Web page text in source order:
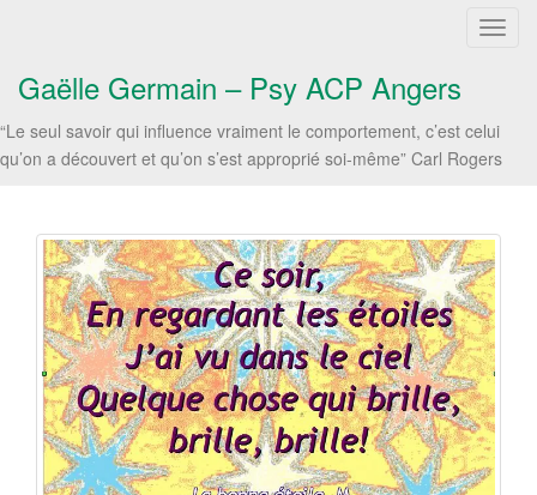
T
l
e
v
i
g
a
t
o
n
Gaëlle Germain – Psy ACP Angers
“Le seul savoir qui influence vraiment le comportement, c’est celui
qu’on a découvert et qu’on s’est approprié soi-même” Carl Rogers